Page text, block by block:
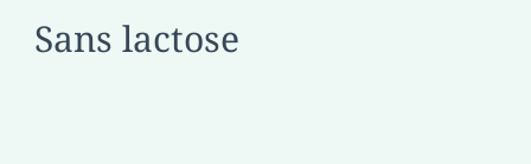
Sans lactose